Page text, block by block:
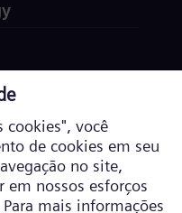
negócio de energia